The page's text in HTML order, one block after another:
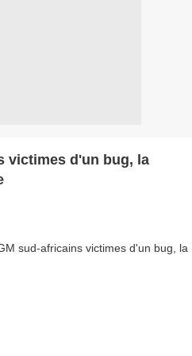
victimes d'un bug, la